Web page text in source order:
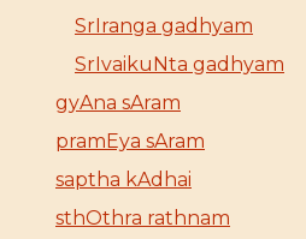
SrIranga gadhyam
SrIvaikuNta gadhyam
gyAna sAram
pramEya sAram
saptha kAdhai
sthOthra rathnam